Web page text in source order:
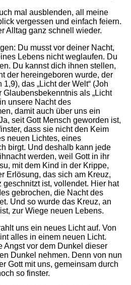
mal ausblenden, all meine
vergessen und einfach feiern.
Alltag ganz schnell wieder.
Du musst vor deiner Nacht,
Lebens nicht weglaufen. Du
Du kannst dich ihnen stellen,
der hereingeboren wurde, der
1,9), das „Licht der Welt“ (Joh
Glaubensbekenntnis als „Licht
unsere Nacht des
damit auch über uns ein
seit Gott Mensch geworden ist,
dass sie nicht den Keim
neuen Lichtes, eines
birgt. Und deshalb kann jede
werden, weil Gott in ihr
mit dem Kind in der Krippe,
Erlösung, das sich am Kreuz,
ist, vollendet. Hier hat
gebrochen, die Nacht des
Und so wurde das Kreuz, an
zur Wiege neuen Lebens.
uns ein neues Licht auf. Von
alles in einem neuen Licht.
Angst vor dem Dunkel dieser
Dunkel nehmen. Denn von nun
Gott mit uns, gemeinsam durch
so finster.